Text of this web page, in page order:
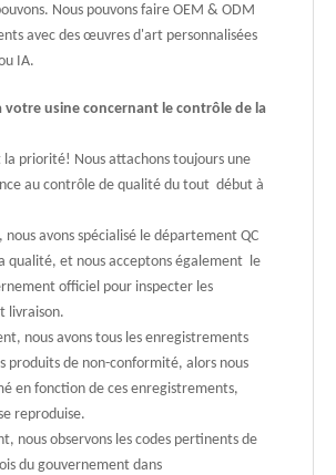
Nous pouvons faire OEM & ODM
avec des œuvres d'art personnalisées
IA.
votre usine concernant le contrôle de la
la priorité! Nous attachons toujours une
au contrôle de qualité du tout début à
nous avons spécialisé le département QC
qualité, et nous acceptons également le
officiel pour inspecter les
livraison.
nous avons tous les enregistrements
produits de non-conformité, alors nous
en fonction de ces enregistrements,
reproduise.
nous observons les codes pertinents de
du gouvernement dans